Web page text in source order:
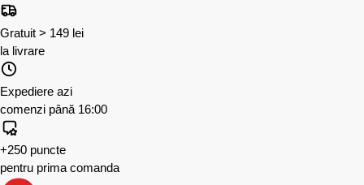
Gratuit > 149 lei
la livrare
Expediere azi
comenzi până 16:00
+250 puncte
pentru prima comanda